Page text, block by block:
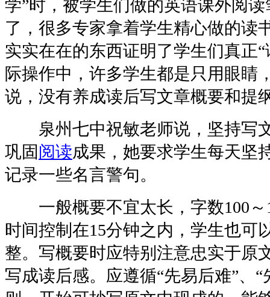
学”时，被学生们做的英语课外阅
了，很多专家拿着学生精心做的读
实实在在的东西证明了学生们真正
际操作中，许多学生都是只用眼睛
说，没有养成读后写文章概要和提
泉州七中祝敏老师说，坚持写
巩固阅读成果，她要求学生每天坚
记录一些名言警句。
一般概要不宜太长，字数100～
时间控制在15分钟之内，学生也可
整。写概要时应特别注意忠实于原
写成读后感。应遵循“先易后难”、“